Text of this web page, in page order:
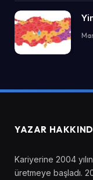
YAZAR
Kariyerine 2004
üretmeye başladı.